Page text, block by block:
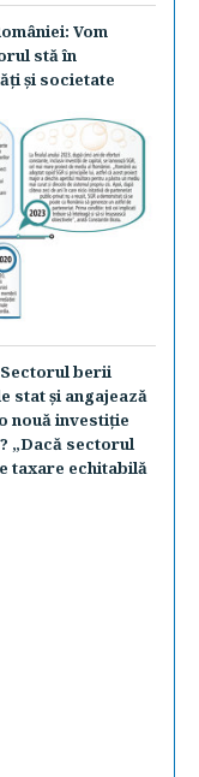
Vom
stă în
şi societate
Sectorul berii
stat şi angajează
nouă investiţie
„Dacă sectorul
taxare echitabilă